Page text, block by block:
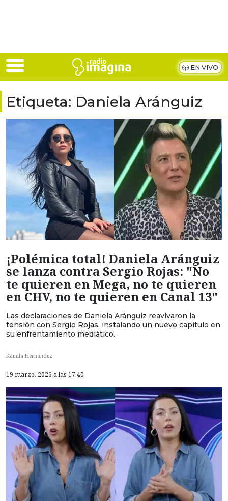
EN VIVO
Etiqueta: Daniela Aránguiz
¡Polémica total! Daniela Aránguiz
se lanza contra Sergio Rojas: "No
te quieren en Mega, no te quieren
en CHV, no te quieren en Canal 13"
Las declaraciones de Daniela Aránguiz reavivaron la
tensión con Sergio Rojas, instalando un nuevo capítulo en
su enfrentamiento mediático.
Kamila Hernández
19 marzo, 2026 a las 17:40